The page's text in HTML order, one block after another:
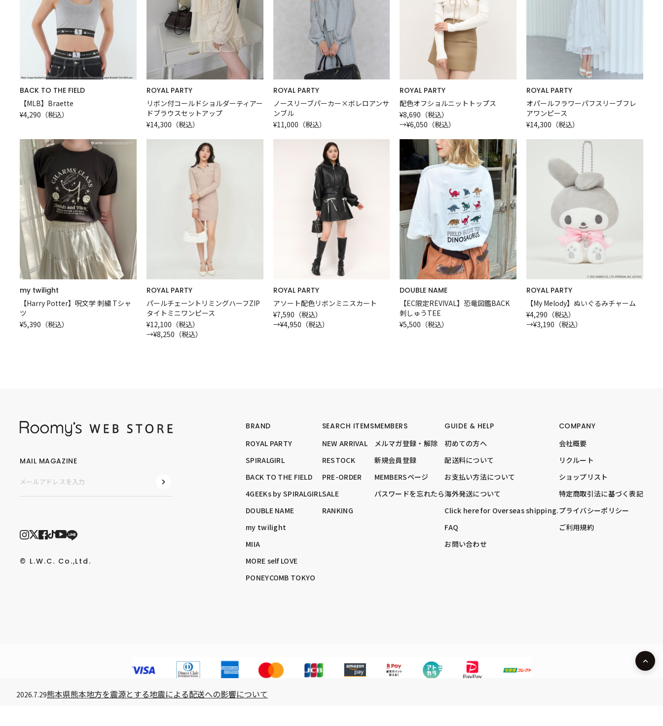
2026.7.29熊本県熊本地方を震源とする地震による配送への影響について
BACK TO THE FIELD
【MLB】Braette
¥4,290（税込）
ROYAL PARTY
リボン付コールドショルダーティアー
ドブラウスセットアップ
¥14,300（税込）
ROYAL PARTY
ノースリーブパーカー×ボレロアンサ
ンブル
¥11,000（税込）
ROYAL PARTY
配色オフショルニットトップス
¥8,690（税込）
→¥6,050（税込）
ROYAL PARTY
オパールフラワーパフスリーブフレ
アワンピース
¥14,300（税込）
my twilight
【Harry Potter】呪文学 刺繍 Tシャ
ツ
¥5,390（税込）
ROYAL PARTY
パールチェーントリミングハーフZIP
タイトミニワンピース
¥12,100（税込）
→¥8,250（税込）
ROYAL PARTY
アソート配色リボンミニスカート
¥7,590（税込）
→¥4,950（税込）
DOUBLE NAME
【EC限定REVIVAL】恐竜図鑑BACK
刺しゅうTEE
¥5,500（税込）
ROYAL PARTY
【My Melody】ぬいぐるみチャーム
¥4,290（税込）
→¥3,190（税込）
BRAND
ROYAL PARTY
SPIRALGIRL
BACK TO THE FIELD
4GEEKs by SPIRALGIRL
DOUBLE NAME
my twilight
MIIA
MORE self LOVE
PONEYCOMB TOKYO
SEARCH ITEMS
NEW ARRIVAL
RESTOCK
PRE-ORDER
SALE
RANKING
MEMBERS
メルマガ登録・解除
新規会員登録
MEMBERSページ
パスワードを忘れたら
GUIDE & HELP
初めての方へ
配送料について
お支払い方法について
海外発送について
Click here for Overseas shipping.
FAQ
お問い合わせ
COMPANY
会社概要
リクルート
ショップリスト
特定商取引法に基づく表記
プライバシーポリシー
ご利用規約
MAIL MAGAZINE
© L.W.C. Co.,Ltd.